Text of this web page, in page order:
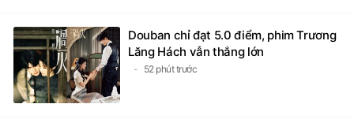
Douban chỉ đạt 5.0 điểm, phim Trương
Lăng Hách vẫn thắng lớn
52 phút trước